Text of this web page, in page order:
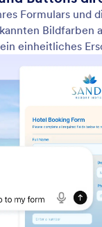
KI optimieren
ChatGPT
die Reihenfolge der
zu optimieren.